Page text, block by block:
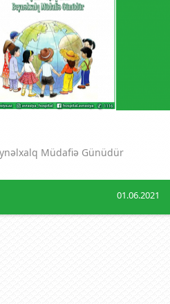
Müdafiə Günüdür
01.06.2021